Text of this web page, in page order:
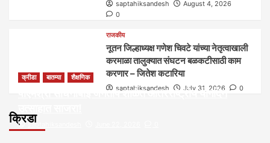
saptahiksandesh
August 4, 2026
0
राजकीय
नूतन जिल्हाध्यक्ष गणेश चिवटे यांच्या नेतृत्वाखाली
करमाळा तालुक्यात संघटन बळकटीसाठी काम
करणार – जितेश कटारिया
saptahiksandesh July 31, 2026 0
क्रिडा
क्रीडा बातम्या शैक्षणिक
पीएमश्री साधनाबाई जगताप शाळेत आंतरराष्ट्रीय योगदिन
saptahiksandesh